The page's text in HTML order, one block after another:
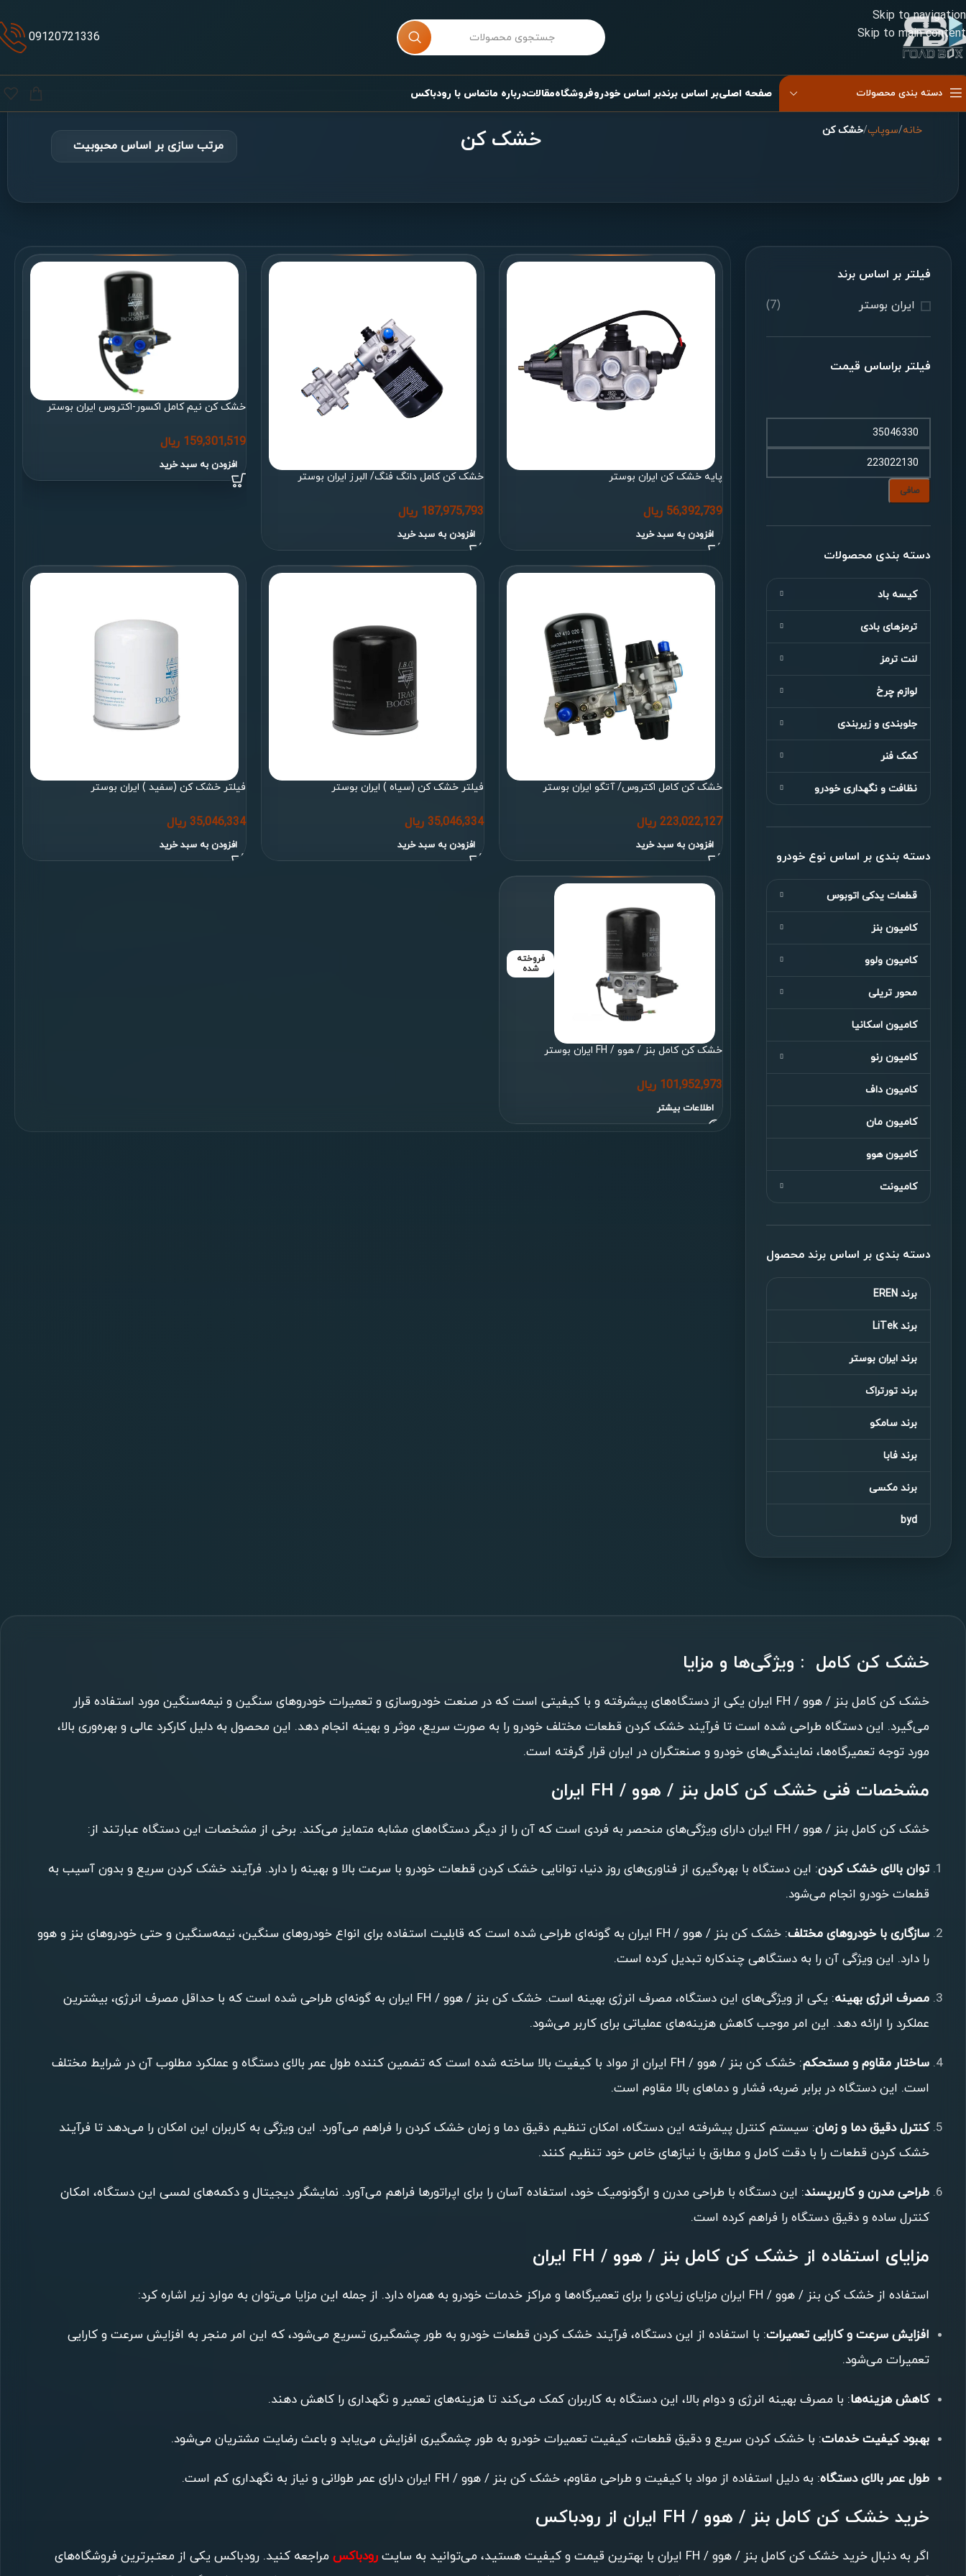
Skip to navigation
Skip to main content
09120721336
دسته بندی محصولات
کیسه باد صندلی
صفحه اصلیبر اساس برندبر اساس خودروفروشگاهمقالاتدرباره ماتماس با رودباکس
خانه/سوپاپ/خشک کن خشک کن
فیلتر بر اساس برند
ایران بوستر
(7)
فیلتر براساس قیمت
صافی
دسته بندی محصولات
کیسه باد
ترمزهای بادی
لنت ترمز
لوازم چرخ
جلوبندی و زیربندی
کمک فنر
نظافت و نگهداری خودرو
دسته بندی بر اساس نوع خودرو
قطعات یدکی اتوبوس
کامیون بنز
کامیون ولوو
محور تریلی
کامیون اسکانیا
کامیون رنو
کامیون داف
کامیون مان
کامیون هوو
کامیونت
دسته بندی بر اساس برند محصول
برند EREN
برند LiTek
برند ایران بوستر
برند تورتراک
برند سامکو
برند فابا
برند مکسی
byd
پایه خشک کن ایران بوستر
56,392,739 ریال
افزودن به سبد خرید
خشک کن کامل دانگ فنگ/ البرز ایران بوستر
187,975,793 ریال
افزودن به سبد خرید
خشک کن نیم کامل اکسور-اکتروس ایران بوستر
159,301,519 ریال
افزودن به سبد خرید
خشک کن کامل اکتروس/ آتگو ایران بوستر
223,022,127 ریال
افزودن به سبد خرید
فیلتر خشک کن (سیاه ) ایران بوستر
35,046,334 ریال
افزودن به سبد خرید
فیلتر خشک کن (سفید ) ایران بوستر
35,046,334 ریال
افزودن به سبد خرید
فروخته
شده
خشک کن کامل بنز / هوو / FH ایران بوستر
101,952,973 ریال
اطلاعات بیشتر
خشک کن کامل : ویژگی‌ها و مزایا
خشک کن کامل بنز / هوو / FH ایران یکی از دستگاه‌های پیشرفته و با کیفیتی است که در صنعت خودروسازی و تعمیرات خودروهای سنگین و نیمه‌سنگین مورد استفاده قرار
می‌گیرد. این دستگاه طراحی شده است تا فرآیند خشک کردن قطعات مختلف خودرو را به صورت سریع، موثر و بهینه انجام دهد. این محصول به دلیل کارکرد عالی و بهره‌وری بالا،
مورد توجه تعمیرگاه‌ها، نمایندگی‌های خودرو و صنعتگران در ایران قرار گرفته است.
مشخصات فنی خشک کن کامل بنز / هوو / FH ایران
خشک کن کامل بنز / هوو / FH ایران دارای ویژگی‌های منحصر به فردی است که آن را از دیگر دستگاه‌های مشابه متمایز می‌کند. برخی از مشخصات این دستگاه عبارتند از:
توان بالای خشک کردن: این دستگاه با بهره‌گیری از فناوری‌های روز دنیا، توانایی خشک کردن قطعات خودرو با سرعت بالا و بهینه را دارد. فرآیند خشک کردن سریع و بدون آسیب به
قطعات خودرو انجام می‌شود.
سازگاری با خودروهای مختلف
: خشک کن بنز / هوو / FH ایران به گونه‌ای طراحی شده است که قابلیت استفاده برای انواع خودروهای سنگین، نیمه‌سنگین و حتی خودروهای بنز و هوو
را دارد. این ویژگی آن را به دستگاهی چندکاره تبدیل کرده است.
مصرف انرژی بهینه
: یکی از ویژگی‌های این دستگاه، مصرف انرژی بهینه است. خشک کن بنز / هوو / FH ایران به گونه‌ای طراحی شده است که با حداقل مصرف انرژی، بیشترین
عملکرد را ارائه دهد. این امر موجب کاهش هزینه‌های عملیاتی برای کاربر می‌شود.
ساختار مقاوم و مستحکم
: خشک کن بنز / هوو / FH ایران از مواد با کیفیت بالا ساخته شده است که تضمین کننده طول عمر بالای دستگاه و عملکرد مطلوب آن در شرایط مختلف
است. این دستگاه در برابر ضربه، فشار و دماهای بالا مقاوم است.
کنترل دقیق دما و زمان: سیستم کنترل پیشرفته این دستگاه، امکان تنظیم دقیق دما و زمان خشک کردن را فراهم می‌آورد. این ویژگی به کاربران این امکان را می‌دهد تا فرآیند
خشک کردن قطعات را با دقت کامل و مطابق با نیازهای خاص خود تنظیم کنند.
طراحی مدرن و کاربرپسند: این دستگاه با طراحی مدرن و ارگونومیک خود، استفاده آسان را برای اپراتورها فراهم می‌آورد. نمایشگر دیجیتال و دکمه‌های لمسی این دستگاه، امکان
کنترل ساده و دقیق دستگاه را فراهم کرده است.
مزایای استفاده از خشک کن کامل بنز / هوو / FH ایران
استفاده از خشک کن بنز / هوو / FH ایران مزایای زیادی را برای تعمیرگاه‌ها و مراکز خدمات خودرو به همراه دارد. از جمله این مزایا می‌توان به موارد زیر اشاره کرد:
افزایش سرعت و کارایی تعمیرات: با استفاده از این دستگاه، فرآیند خشک کردن قطعات خودرو به طور چشمگیری تسریع می‌شود، که این امر منجر به افزایش سرعت و کارایی
تعمیرات می‌شود.
کاهش هزینه‌ها: با مصرف بهینه انرژی و دوام بالا، این دستگاه به کاربران کمک می‌کند تا هزینه‌های تعمیر و نگهداری را کاهش دهند.
بهبود کیفیت خدمات: با خشک کردن سریع و دقیق قطعات، کیفیت تعمیرات خودرو به طور چشمگیری افزایش می‌یابد و باعث رضایت مشتریان می‌شود.
طول عمر بالای دستگاه: به دلیل استفاده از مواد با کیفیت و طراحی مقاوم، خشک کن بنز / هوو / FH ایران دارای عمر طولانی و نیاز به نگهداری کم است.
خرید خشک کن کامل بنز / هوو / FH ایران از رودباکس
اگر به دنبال خرید خشک کن کامل بنز / هوو / FH ایران با بهترین قیمت و کیفیت هستید، می‌توانید به سایت رودباکس مراجعه کنید. رودباکس یکی از معتبرترین فروشگاه‌های